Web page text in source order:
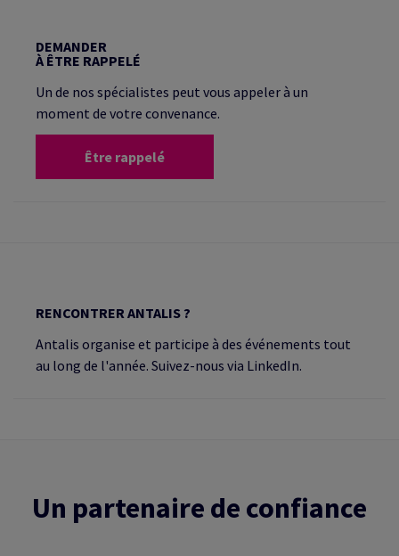
DEMANDER
À ÊTRE RAPPELÉ
Un de nos spécialistes peut vous appeler à un
moment de votre convenance.
Être rappelé
RENCONTRER ANTALIS ?
Antalis organise et participe à des événements tout
au long de l'année. Suivez-nous via LinkedIn.
Un partenaire de confiance